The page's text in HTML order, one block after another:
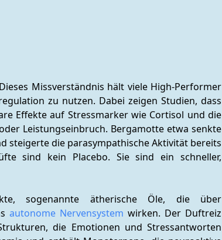
Missverständnis hält viele High-Performer
zu nutzen. Dabei zeigen Studien, dass
Effekte auf Stressmarker wie Cortisol und die
Leistungseinbruch. Bergamotte etwa senkte
steigerte die parasympathische Aktivität bereits
sind kein Placebo. Sie sind ein schneller,
sogenannte ätherische Öle, die über
autonome Nervensystem wirken. Der Duftreiz
die Emotionen und Stressantworten